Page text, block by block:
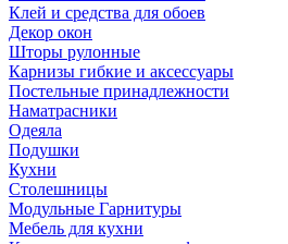
Клей и средства для обоев
Декор окон
Шторы рулонные
Карнизы гибкие и аксессуары
Постельные принадлежности
Наматрасники
Одеяла
Подушки
Кухни
Столешницы
Модульные Гарнитуры
Мебель для кухни